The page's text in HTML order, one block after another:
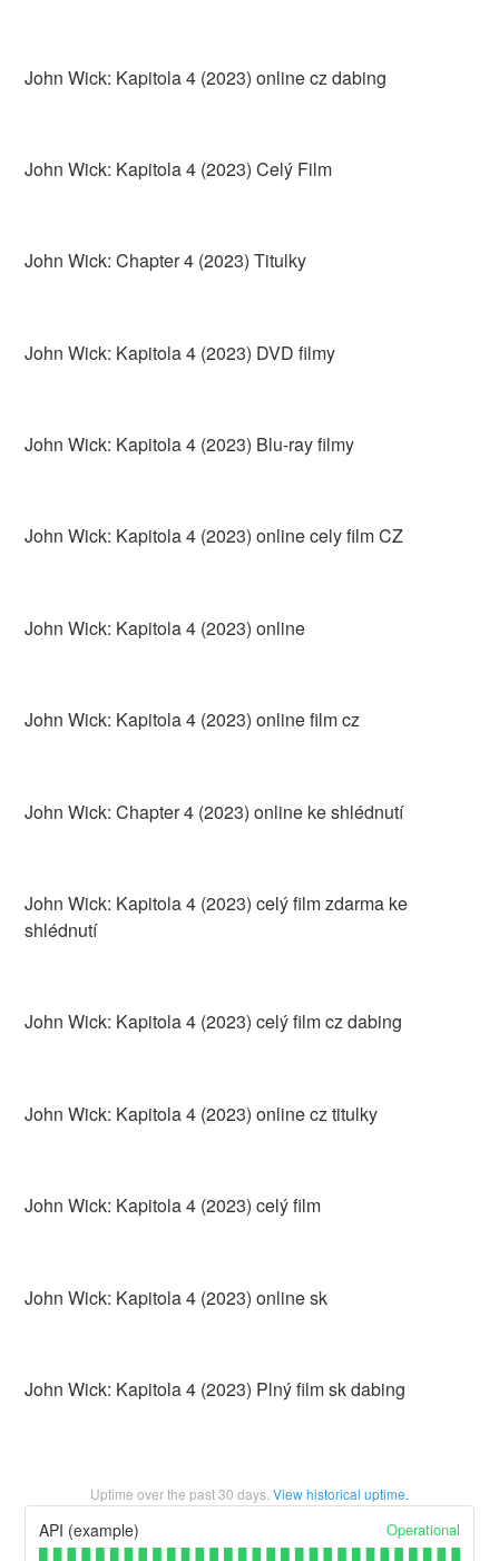
John Wick: Kapitola 4 (2023) online cz dabing
John Wick: Kapitola 4 (2023) Celý Film
John Wick: Chapter 4 (2023) Titulky
John Wick: Kapitola 4 (2023) DVD filmy
John Wick: Kapitola 4 (2023) Blu-ray filmy
John Wick: Kapitola 4 (2023) online cely film CZ
John Wick: Kapitola 4 (2023) online
John Wick: Kapitola 4 (2023) online film cz
John Wick: Chapter 4 (2023) online ke shlédnutí
John Wick: Kapitola 4 (2023) celý film zdarma ke
shlédnutí
John Wick: Kapitola 4 (2023) celý film cz dabing
John Wick: Kapitola 4 (2023) online cz titulky
John Wick: Kapitola 4 (2023) celý film
John Wick: Kapitola 4 (2023) online sk
John Wick: Kapitola 4 (2023) Plný film sk dabing
Uptime over the past30 days. View historical uptime.
API (example) Operational